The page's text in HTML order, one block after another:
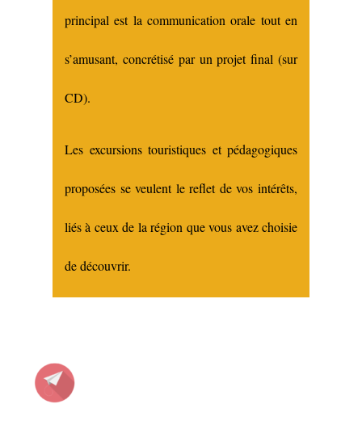
principal est la communication orale tout en
s’amusant, concrétisé par un projet final (sur
CD).
Les excursions touristiques et pédagogiques
proposées se veulent le reflet de vos intérêts,
liés à ceux de la région que vous avez choisie
de découvrir.